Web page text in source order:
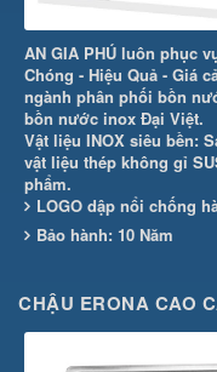
AN GIA PHÚ luôn phục
Chóng - Hiệu Quả - Giá
ngành phân phối bồn
bồn nước inox Đại Việt.
Vật liệu INOX siêu bền:
vật liệu thép không gỉ
phẩm.
LOGO dập nổi chống
Bảo hành: 10 Năm
CHẬU ERONA CAO